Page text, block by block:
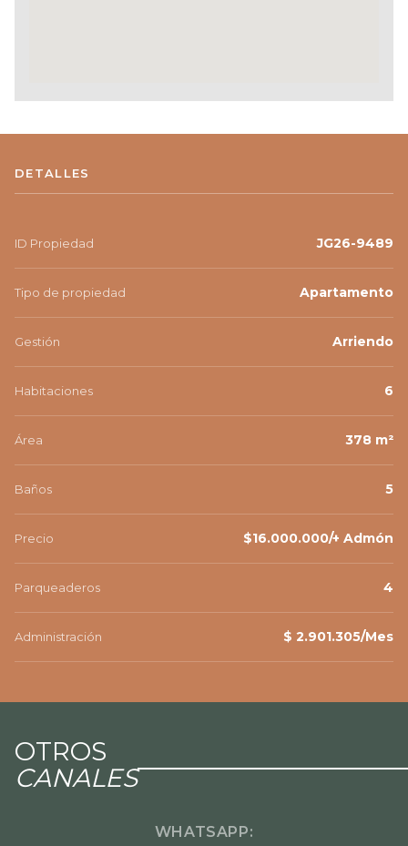
DETALLES
ID Propiedad JG26-9489
Tipo de propiedad Apartamento
Gestión Arriendo
Habitaciones 6
Área 378 m²
Baños 5
Precio $16.000.000/+ Admón
Parqueaderos 4
Administración $ 2.901.305/Mes
OTROS
CANALES
WHATSAPP: